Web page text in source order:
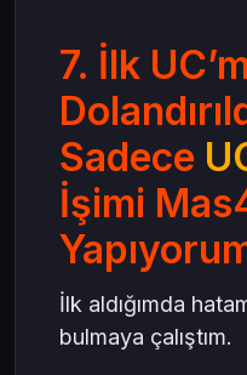
7. İlk
Sadece
İşimi
İlk aldığımda
bulmaya çalıştım.